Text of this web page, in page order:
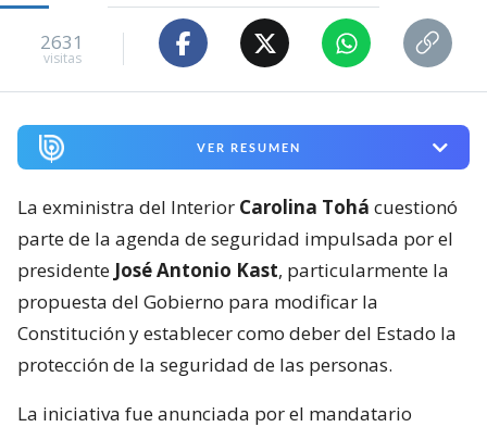
2631
visitas
VER RESUMEN
La exministra del Interior Carolina Tohá cuestionó
parte de la agenda de seguridad impulsada por el
presidente José Antonio Kast, particularmente la
propuesta del Gobierno para modificar la
Constitución y establecer como deber del Estado la
protección de la seguridad de las personas.
La iniciativa fue anunciada por el mandatario